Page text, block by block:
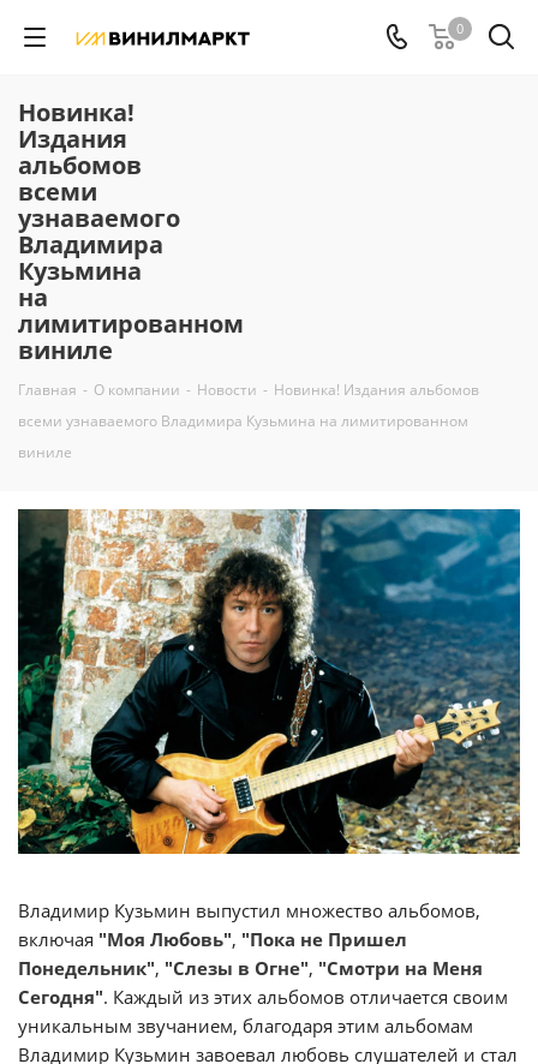
0
Новинка!
Издания
альбомов
всеми
узнаваемого
Владимира
Кузьмина
на
лимитированном
виниле
Главная - О компании - Новости - Новинка! Издания альбомов
всеми узнаваемого Владимира Кузьмина на лимитированном
виниле
Владимир Кузьмин выпустил множество альбомов,
включая "Моя Любовь", "Пока не Пришел
Понедельник", "Слезы в Огне", "Смотри на Меня
Сегодня". Каждый из этих альбомов отличается своим
уникальным звучанием, благодаря этим альбомам
Владимир Кузьмин завоевал любовь слушателей и стал